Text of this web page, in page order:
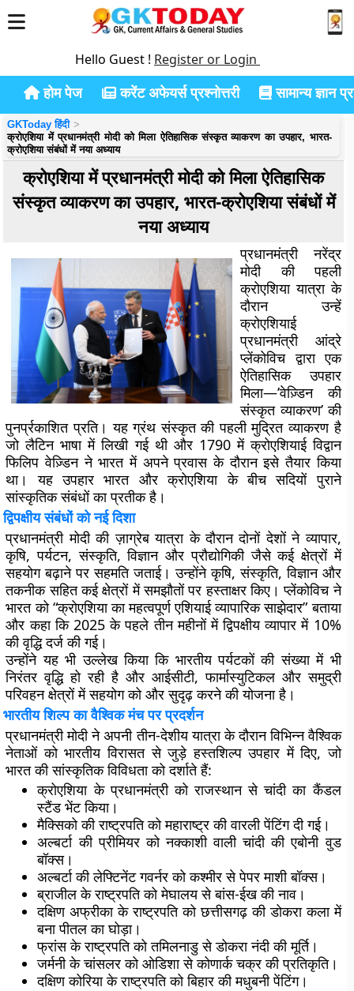
Hello Guest ! Register or Login
होम पेज करेंट अफेयर्स प्रश्नोत्तरी सामान्य ज्ञान
GKToday हिंदी
क्रोएशिया में प्रधानमंत्री मोदी को मिला ऐतिहासिक संस्कृत व्याकरण का उपहार, भारत-
क्रोएशिया संबंधों में नया अध्याय
क्रोएशिया में प्रधानमंत्री मोदी को मिला ऐतिहासिक
संस्कृत व्याकरण का उपहार, भारत-क्रोएशिया संबंधों में
नया अध्याय
प्रधानमंत्री नरेंद्र
मोदी की पहली
क्रोएशिया यात्रा के
दौरान उन्हें
क्रोएशियाई
प्रधानमंत्री आंद्रे
प्लेंकोविच द्वारा एक
ऐतिहासिक उपहार
मिला—’वेज़्डिन की
संस्कृत व्याकरण’ की
पुनर्प्रकाशित प्रति। यह ग्रंथ संस्कृत की पहली मुद्रित व्याकरण है
जो लैटिन भाषा में लिखी गई थी और 1790 में क्रोएशियाई विद्वान
फिलिप वेज़्डिन ने भारत में अपने प्रवास के दौरान इसे तैयार किया
था। यह उपहार भारत और क्रोएशिया के बीच सदियों पुराने
सांस्कृतिक संबंधों का प्रतीक है।
द्विपक्षीय संबंधों को नई दिशा
प्रधानमंत्री मोदी की ज़ाग्रेब यात्रा के दौरान दोनों देशों ने व्यापार,
कृषि, पर्यटन, संस्कृति, विज्ञान और प्रौद्योगिकी जैसे कई क्षेत्रों में
सहयोग बढ़ाने पर सहमति जताई। उन्होंने कृषि, संस्कृति, विज्ञान और
तकनीक सहित कई क्षेत्रों में समझौतों पर हस्ताक्षर किए। प्लेंकोविच ने
भारत को “क्रोएशिया का महत्वपूर्ण एशियाई व्यापारिक साझेदार” बताया
और कहा कि 2025 के पहले तीन महीनों में द्विपक्षीय व्यापार में 10%
की वृद्धि दर्ज की गई।
उन्होंने यह भी उल्लेख किया कि भारतीय पर्यटकों की संख्या में भी
निरंतर वृद्धि हो रही है और आईसीटी, फार्मास्युटिकल और समुद्री
परिवहन क्षेत्रों में सहयोग को और सुदृढ़ करने की योजना है।
भारतीय शिल्प का वैश्विक मंच पर प्रदर्शन
प्रधानमंत्री मोदी ने अपनी तीन-देशीय यात्रा के दौरान विभिन्न वैश्विक
नेताओं को भारतीय विरासत से जुड़े हस्तशिल्प उपहार में दिए, जो
भारत की सांस्कृतिक विविधता को दर्शाते हैं:
क्रोएशिया के प्रधानमंत्री कोराजस्थान से चांदी का कैंडल
स्टैंड भेंट किया।
मैक्सिको की राष्ट्रपति कोमहाराष्ट्र की वारली पेंटिंग दी गई।
अल्बर्टा की प्रीमियर कोनक्‍काशी वाली चांदी की एबोनी वुड
बॉक्स।
अल्बर्टा की लेफ्टिनेंट गवर्नर कोकश्मीर से पेपर माशी बॉक्स।
ब्राजील के राष्ट्रपति कोमेघालय से बांस-ईख की नाव।
दक्षिण अफ्रीका के राष्ट्रपति कोछत्तीसगढ़ की डोकरा कला में
बना पीतल का घोड़ा।
फ्रांस के राष्ट्रपति कोतमिलनाडु से डोकरा नंदी की मूर्ति।
जर्मनी के चांसलर कोओडिशा से कोणार्क चक्र की प्रतिकृति।
दक्षिण कोरिया के राष्ट्रपति कोबिहार की मधुबनी पेंटिंग।